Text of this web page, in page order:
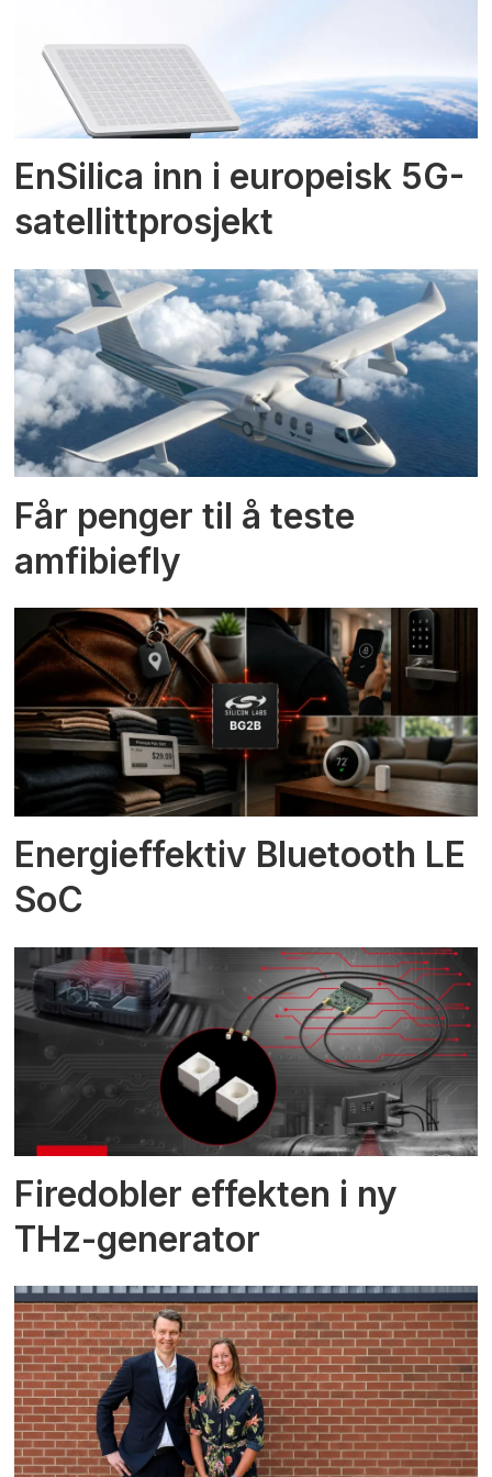
EnSilica inn i europeisk 5G-
satellittprosjekt
Får penger til å teste
amfibiefly
Energieffektiv Bluetooth LE
SoC
Firedobler effekten i ny
THz-generator